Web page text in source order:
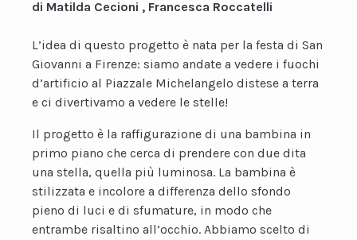
di Matilda Cecioni , Francesca Roccatelli
L’idea di questo progetto è nata per la festa di San
Giovanni a Firenze: siamo andate a vedere i fuochi
d’artificio al Piazzale Michelangelo distese a terra
e ci divertivamo a vedere le stelle!
Il progetto è la raffigurazione di una bambina in
primo piano che cerca di prendere con due dita
una stella, quella più luminosa. La bambina è
stilizzata e incolore a differenza dello sfondo
pieno di luci e di sfumature, in modo che
entrambe risaltino all’occhio. Abbiamo scelto di